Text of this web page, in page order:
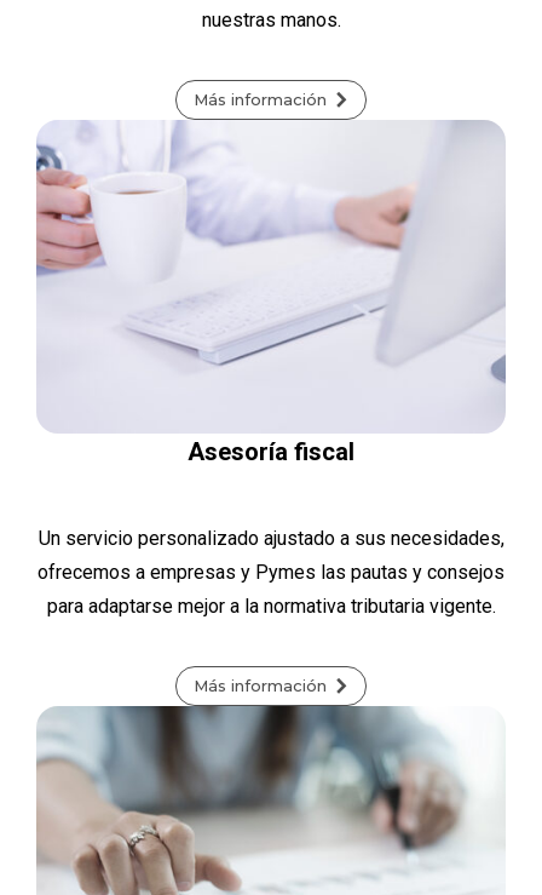
nuestras manos.
Más información
Asesoría fiscal
Un servicio personalizado ajustado a sus necesidades,
ofrecemos a empresas y Pymes las pautas y consejos
para adaptarse mejor a la normativa tributaria vigente.
Más información